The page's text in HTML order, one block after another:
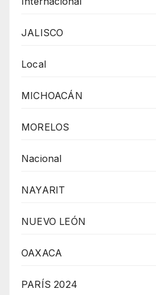
JALISCO
Local
MICHOACÁN
MORELOS
Nacional
NAYARIT
NUEVO LEÓN
OAXACA
PARÍS 2024